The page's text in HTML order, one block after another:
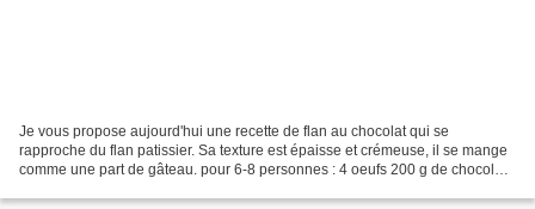
Je vous propose aujourd'hui une recette de flan au chocolat qui se
rapproche du flan patissier. Sa texture est épaisse et crémeuse, il se mange
comme une part de gâteau. pour 6-8 personnes : 4 oeufs 200 g de chocolat